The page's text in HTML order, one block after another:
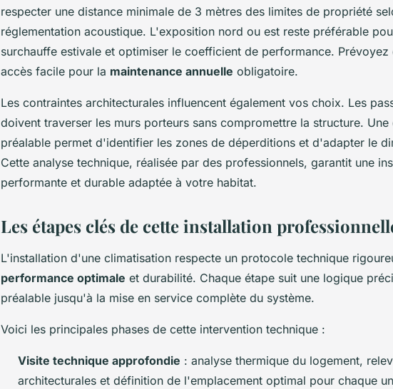
respecter une distance minimale de 3 mètres des limites de propriété
réglementation acoustique. L'exposition nord ou est reste préférable
surchauffe estivale et optimiser le coefficient de performance. Prévoyez
accès facile pour la maintenance annuelle obligatoire.
Les contraintes architecturales influencent également vos choix. Les
doivent traverser les murs porteurs sans compromettre la structure. Une
préalable permet d'identifier les zones de déperditions et d'adapter le
Cette analyse technique, réalisée par des professionnels, garantit une
performante et durable adaptée à votre habitat.
Les étapes clés de cette installation
L'installation d'une climatisation respecte un protocole technique
performance optimale et durabilité. Chaque étape suit une logique
préalable jusqu'à la mise en service complète du système.
Voici les principales phases de cette intervention technique :
Visite technique approfondie : analyse thermique du logement,
architecturales et définition de l'emplacement optimal pour chaque